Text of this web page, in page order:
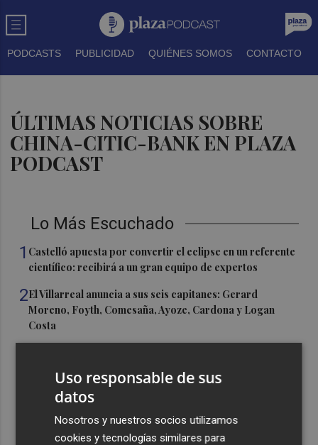
PODCASTS PUBLICIDAD QUIÉNES SOMOS CONTACTO
ÚLTIMAS NOTICIAS SOBRE
CHINA-CITIC-BANK EN PLAZA
PODCAST
Lo Más Escuchado
1 Castelló apuesta por convertir el eclipse en un referente
científico: recibirá a un gran equipo de expertos
2El Villarreal anuncia a sus seis capitanes: Gerard
Moreno, Foyth, Comesaña, Ayoze, Cardona y Logan
Costa
San Javier da viabilidad al nuevo contrato del transporte
324 habitaciones
Uso responsable de sus
datos
Nosotros y nuestros socios utilizamos
cookies y tecnologías similares para